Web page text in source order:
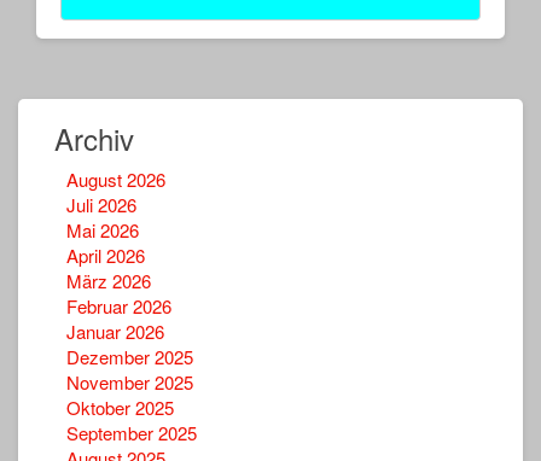
Archiv
August 2026
Juli 2026
Mai 2026
April 2026
März 2026
Februar 2026
Januar 2026
Dezember 2025
November 2025
Oktober 2025
September 2025